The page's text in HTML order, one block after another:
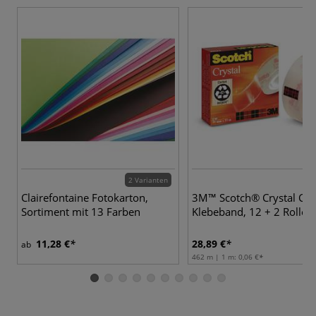
2 Varianten
Clairefontaine Fotokarton,
Sortiment mit 13 Farben
ab 11,28 €
3M™ Scotch® Crystal
Klebeband, 12 + 2 Rollen
28,89 €
462 m | 1 m: 0,06 €